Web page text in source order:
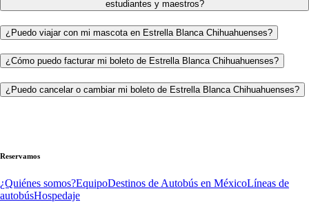
estudiantes y maestros?
¿Puedo viajar con mi mascota en Estrella Blanca Chihuahuenses?
¿Cómo puedo facturar mi boleto de Estrella Blanca Chihuahuenses?
¿Puedo cancelar o cambiar mi boleto de Estrella Blanca Chihuahuenses?
Reservamos
¿Quiénes somos?EquipoDestinos de Autobús en MéxicoLíneas de
autobúsHospedaje